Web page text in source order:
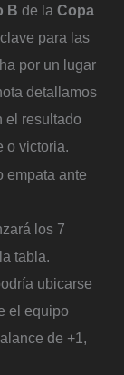
B de la Copa
para las
por un lugar
detallamos
el resultado
o victoria.
empata ante
los 7
tabla.
ubicarse
el equipo
de +1,